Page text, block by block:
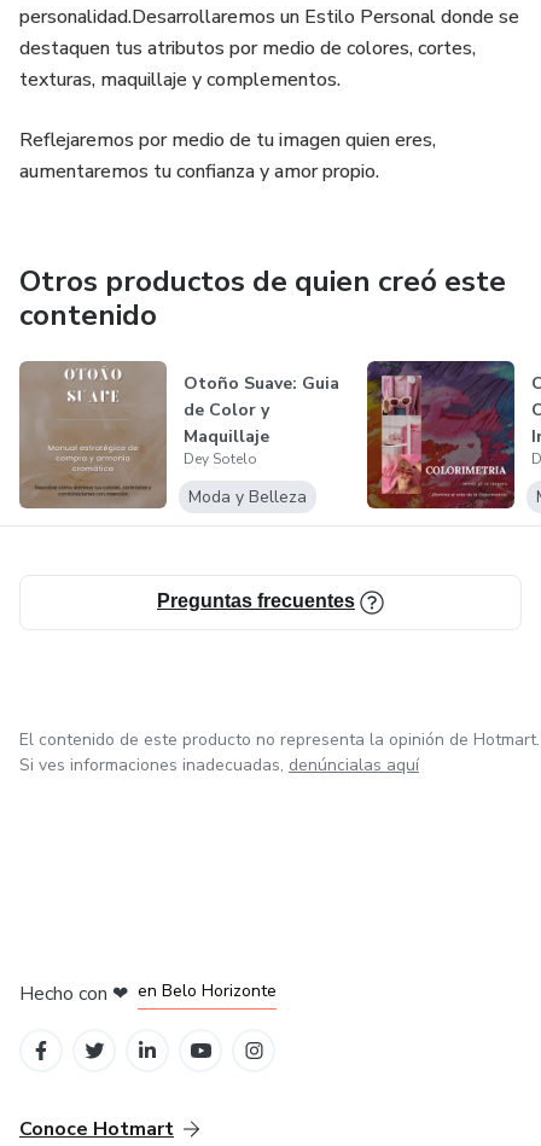
– Ya saben su estación (Primavera, Verano, Otoño o
Invierno)
– Desean verse más armoniosas sin cambiar su esencia
¿Qué cambia cuando la usas?
• Tu maquillaje se ve más natural y favorecedor
• Tus combinaciones se ven profesionales
• Tu imagen se siente coherente
Tu color correcto no solo embellece.
personalidad.Desarrollaremos un Estilo Personal donde se
destaquen tus atributos por medio de colores, cortes,
texturas, maquillaje y complementos.
Reflejaremos por medio de tu imagen quien eres,
aumentaremos tu confianza y amor propio.
Otros productos de quien creó este
contenido
Otoño Suave: Guia
de Color y
Maquillaje
Dey Sotelo
Moda y Belleza
Preguntas frecuentes
El contenido de este producto no representa la opinión de Hotmart.
Si ves informaciones inadecuadas, denúncialas aquí
Hecho con ❤ en Belo Horizonte
Conoce Hotmart